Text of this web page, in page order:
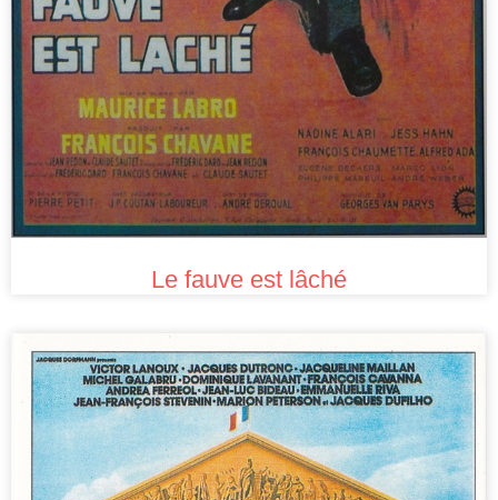
Le fauve est lâché